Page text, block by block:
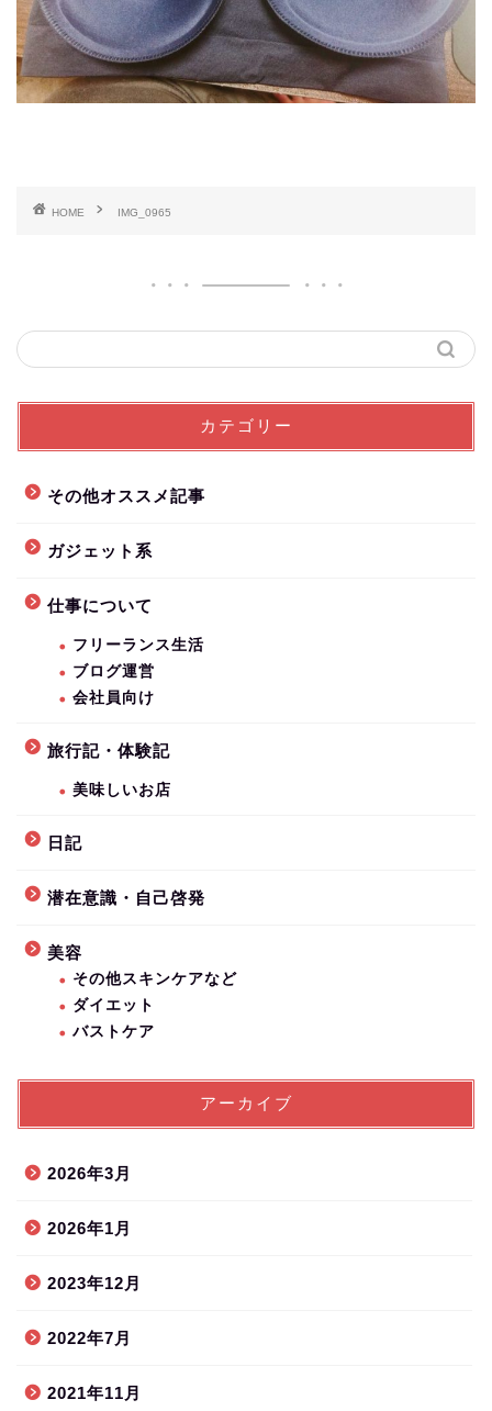
HOME IMG_0965
カテゴリー
その他オススメ記事
ガジェット系
仕事について
フリーランス生活
ブログ運営
会社員向け
旅行記・体験記
美味しいお店
日記
潜在意識・自己啓発
美容
その他スキンケアなど
ダイエット
バストケア
アーカイブ
2026年3月
2026年1月
2023年12月
2022年7月
2021年11月